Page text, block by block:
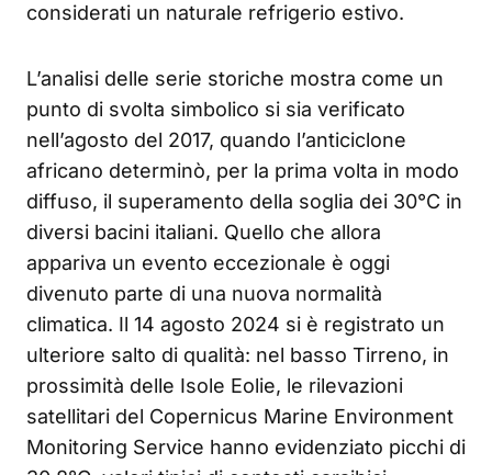
considerati un naturale refrigerio estivo.
L’analisi delle serie storiche mostra come un
punto di svolta simbolico si sia verificato
nell’agosto del 2017, quando l’anticiclone
africano determinò, per la prima volta in modo
diffuso, il superamento della soglia dei 30°C in
diversi bacini italiani. Quello che allora
appariva un evento eccezionale è oggi
divenuto parte di una nuova normalità
climatica. Il 14 agosto 2024 si è registrato un
ulteriore salto di qualità: nel basso Tirreno, in
prossimità delle Isole Eolie, le rilevazioni
satellitari del Copernicus Marine Environment
Monitoring Service hanno evidenziato picchi di